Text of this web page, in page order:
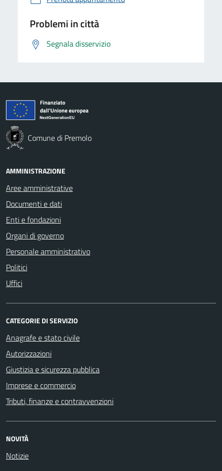
Problemi in città
Segnala disservizio
Comune di Premolo
AMMINISTRAZIONE
Aree amministrative
Documenti e dati
Enti e fondazioni
Organi di governo
Personale amministrativo
Politici
Uffici
CATEGORIE DI SERVIZIO
Anagrafe e stato civile
Autorizzazioni
Giustizia e sicurezza pubblica
Imprese e commercio
Tributi, finanze e contravvenzioni
NOVITÀ
Notizie